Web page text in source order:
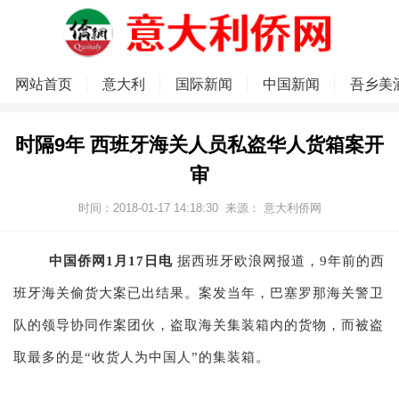
网站首页 意大利 国际新闻 中国新闻 吾乡美
时隔9年 西班牙海关人员私盗华人货箱案开
审
时间：2018-01-17 14:18:30 来源： 意大利侨网
中国侨网1月17日电 据西班牙欧浪网报道，9年前的西
班牙海关偷货大案已出结果。案发当年，巴塞罗那海关警卫
队的领导协同作案团伙，盗取海关集装箱内的货物，而被盗
取最多的是“收货人为中国人”的集装箱。